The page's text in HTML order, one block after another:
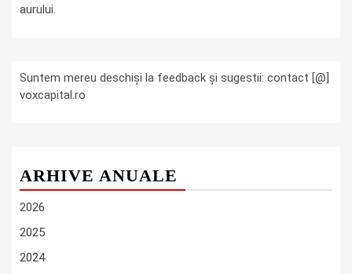
aurului.
Suntem mereu deschiși la feedback și sugestii: contact [@]
voxcapital.ro
ARHIVE ANUALE
2026
2025
2024